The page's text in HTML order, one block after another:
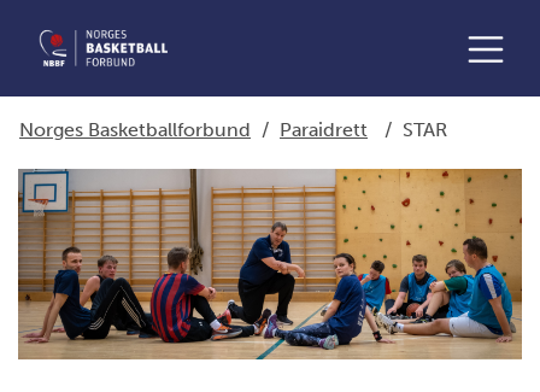
Norges Basketballforbund / Paraidrett / STAR